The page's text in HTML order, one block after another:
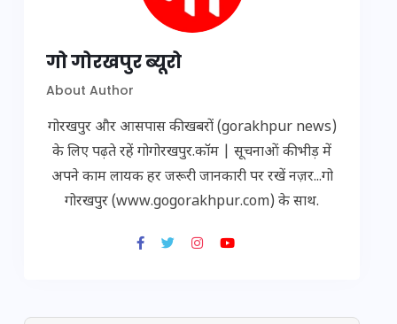
गो गोरखपुर ब्यूरो
About Author
गोरखपुर और आसपास की खबरों (gorakhpur news)
के लिए पढ़ते रहें गोगोरखपुर.कॉम | सूचनाओं की भीड़ में
अपने काम लायक हर जरूरी जानकारी पर रखें नज़र...गो
गोरखपुर (www.gogorakhpur.com) के साथ.